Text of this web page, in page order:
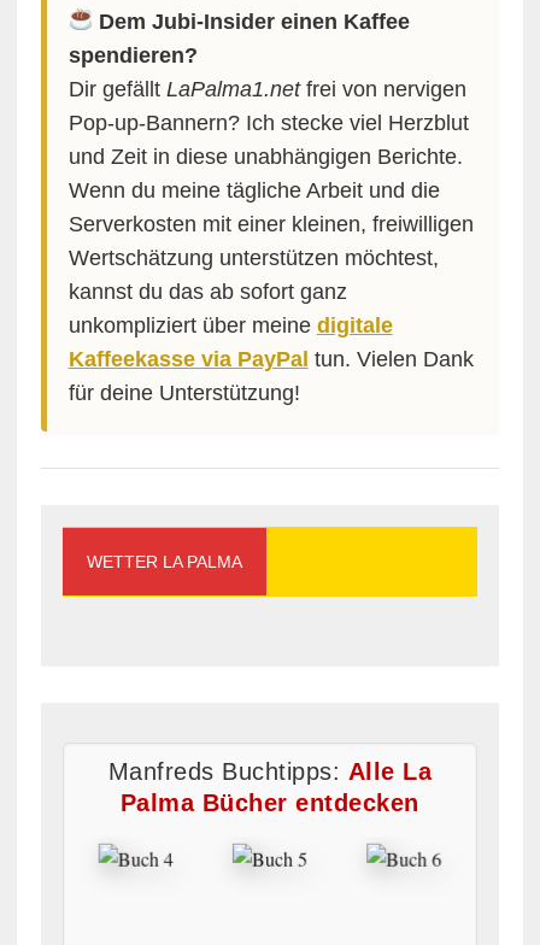
Dem Jubi-Insider einen Kaffee
spendieren?
Dir gefällt LaPalma1.netfrei von nervigen
Pop-up-Bannern? Ich stecke viel Herzblut
und Zeit in diese unabhängigen Berichte.
Wenn du meine tägliche Arbeit und die
Serverkosten mit einer kleinen, freiwilligen
Wertschätzung unterstützen möchtest,
kannst du das ab sofort ganz
unkompliziert über meine digitale
Kaffeekasse via PayPal tun. Vielen Dank
für deine Unterstützung!
WETTER LA PALMA
Manfreds Buchtipps: Alle La
Palma Bücher entdecken